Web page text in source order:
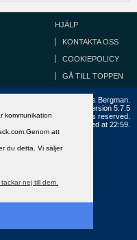
kommunikation
att
du detta. Vi säljer
nej till dem.
HJÄLP
KONTAKTA OSS
COOKIEPOLICY
GÅ TILL TOPPEN
Grundad 2002 av Anders Bergman.
Version 5.7.5
LLC dba vBulletin. All rights reserved.
This page was generated at 22:59.